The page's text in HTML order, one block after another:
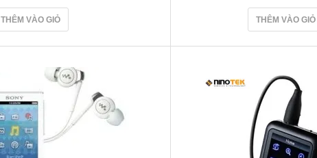
THÊM VÀO GIỎ THÊM VÀO GIỎ